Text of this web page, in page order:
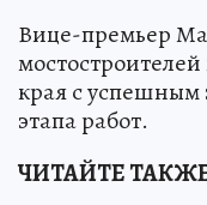
Вице-премьер
края с успешным
этапа работ.
ЧИТАЙТЕ